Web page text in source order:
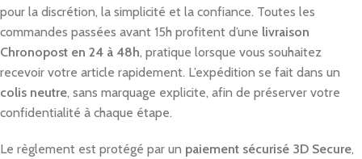
pour la discrétion, la simplicité et la confiance. Toutes les
commandes passées avant 15h profitent d’une livraison
Chronopost en 24 à 48h, pratique lorsque vous souhaitez
recevoir votre article rapidement. L’expédition se fait dans un
colis neutre, sans marquage explicite, afin de préserver votre
confidentialité à chaque étape.
Le règlement est protégé par un paiement sécurisé 3D Secure,